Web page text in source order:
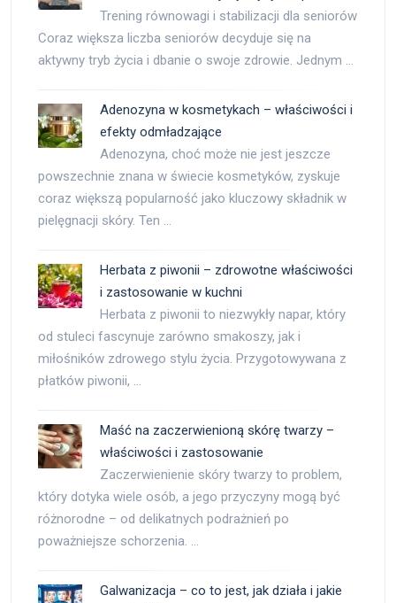
Trening równowagi i stabilizacji dla seniorów
Coraz większa liczba seniorów decyduje się na
aktywny tryb życia i dbanie o swoje zdrowie. Jednym …
Adenozyna w kosmetykach – właściwości i
efekty odmładzające
Adenozyna, choć może nie jest jeszcze
powszechnie znana w świecie kosmetyków, zyskuje
coraz większą popularność jako kluczowy składnik w
pielęgnacji skóry. Ten …
Herbata z piwonii – zdrowotne właściwości
i zastosowanie w kuchni
Herbata z piwonii to niezwykły napar, który
od stuleci fascynuje zarówno smakoszy, jak i
miłośników zdrowego stylu życia. Przygotowywana z
płatków piwonii, …
Maść na zaczerwienioną skórę twarzy –
właściwości i zastosowanie
Zaczerwienienie skóry twarzy to problem,
który dotyka wiele osób, a jego przyczyny mogą być
różnorodne – od delikatnych podrażnień po
poważniejsze schorzenia. …
Galwanizacja – co to jest, jak działa i jakie